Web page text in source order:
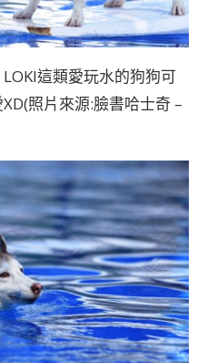
這類愛玩水的狗狗可
照片來源:臉書哈士奇 –